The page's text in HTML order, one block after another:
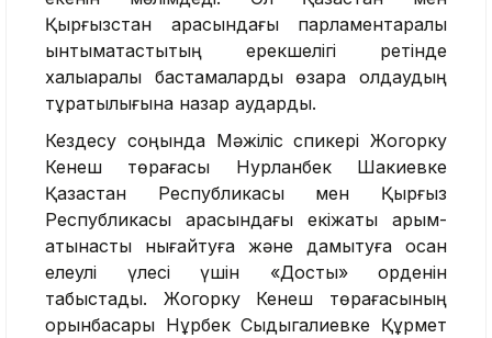
Қырғызстан арасындағы парламентаралық
ынтымақтастықтың ерекшелігі ретінде
халықаралық бастамаларды өзара қолдаудың
тұрақтылығына назар аударды.
Кездесу соңында Мәжіліс спикері Жогорку
Кенеш төрағасы Нурланбек Шакиевке
Қазақстан Республикасы мен Қырғыз
Республикасы арасындағы екіжақты қарым-
қатынасты нығайтуға және дамытуға қосқан
елеулі үлесі үшін «Достық» орденін
табыстады. Жогорку Кенеш төрағасының
орынбасары Нұрбек Сыдыгалиевке Құрмет